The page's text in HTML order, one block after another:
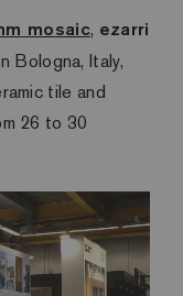
mosaic, ezarri
Bologna, Italy,
tile and
26 to 30